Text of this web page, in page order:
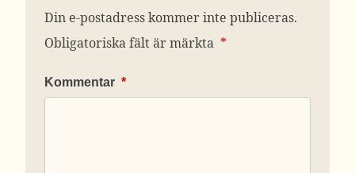
Din e-postadress kommer inte publiceras.
Obligatoriska fält är märkta *
Kommentar *